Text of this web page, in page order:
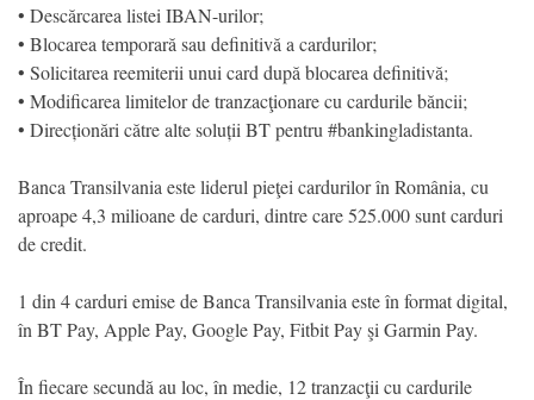
• Descărcarea listei IBAN-urilor;
• Blocarea temporară sau definitivă a cardurilor;
• Solicitarea reemiterii unui card după blocarea definitivă;
• Modificarea limitelor de tranzacţionare cu cardurile băncii;
• Direcționări către alte soluții BT pentru #bankingladistanta.
Banca Transilvania este liderul pieţei cardurilor în România, cu
aproape 4,3 milioane de carduri, dintre care 525.000 sunt carduri
de credit.
1 din 4 carduri emise de Banca Transilvania este în format digital,
în BT Pay, Apple Pay, Google Pay, Fitbit Pay şi Garmin Pay.
În fiecare secundă au loc, în medie, 12 tranzacţii cu cardurile